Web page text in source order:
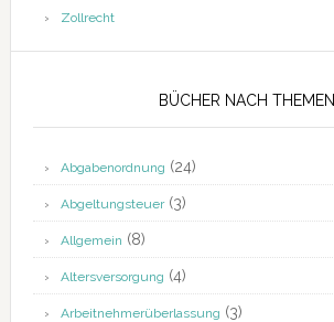
Zollrecht
BÜCHER NACH THEMEN
Abgabenordnung (24)
Abgeltungsteuer(3)
Allgemein (8)
Altersversorgung (4)
Arbeitnehmerüberlassung (3)